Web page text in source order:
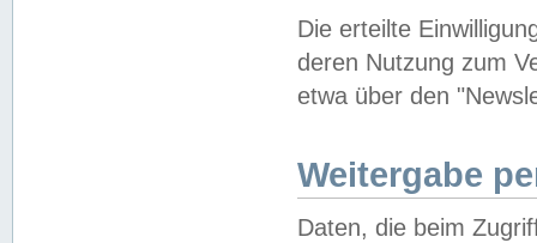
Die erteilte
deren Nutzung zum
etwa über den
Weitergabe
Daten, die beim